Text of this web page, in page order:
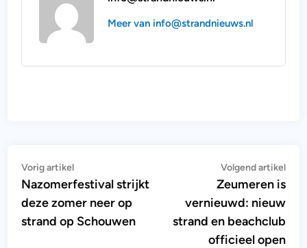
Meer van info@strandnieuws.nl
Bericht
navigatie
Vorig artikelVorig
artikel:
Nazomerfestival strijkt
deze zomer neer op
strand op Schouwen
Volgend artikel
Zeumeren is
vernieuwd: nieuw
strand en beachclub
officieel open